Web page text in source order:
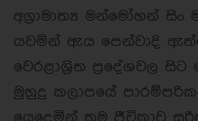
අග්‍රාමාත්‍ය මන්මෝහන්
යවමින් ඇය පෙන්වාදි
වෙරළාශ්‍රිත ප්‍රදේශවල
මුහුදු කලාපයේ
යෙදෙමින් තම ජීවිකාව